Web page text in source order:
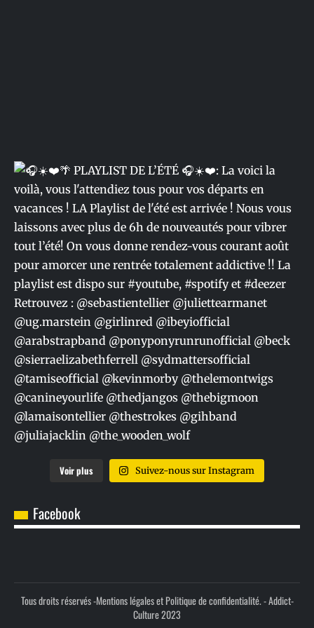
Voir plus Suivez-nous sur Instagram
Facebook
Tous droits réservés -Mentions légales et Politique de confidentialité.- Addict-
Culture 2023